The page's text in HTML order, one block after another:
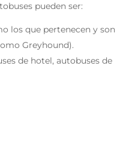
pueden ser:
los que pertenecen y son
Greyhound).
de hotel, autobuses de